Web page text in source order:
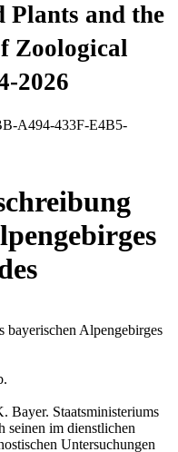
Plants and the
Zoological
2026
A494-433F-E4B5-
bayerischen Alpengebirges
Bayer. Staatsministeriums
seinen im dienstlichen
Untersuchungen